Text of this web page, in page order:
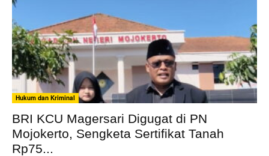
Hukum dan Kriminal
BRI KCU Magersari Digugat di PN
Mojokerto, Sengketa Sertifikat Tanah
Rp75...